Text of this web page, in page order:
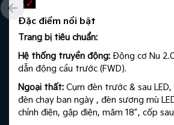
Đặc điểm nổi bật
Trang bị tiêu chuẩn:​
Hệ thống truyền động: Động cơ Nu
dẫn động cầu trước (FWD).​
Ngoại thất: Cụm đèn trước & sau
đèn chạy ban ngày , đèn sương mù
chỉnh điện, gập điện, mâm 18”, cốp